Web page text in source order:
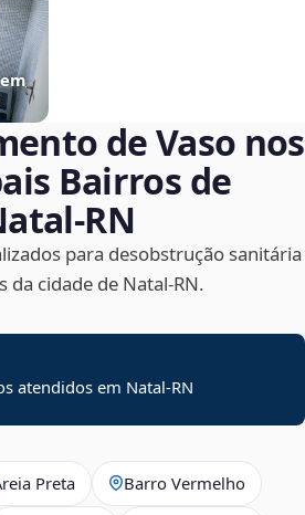
de Vaso nos
Bairros de
para desobstrução sanitária
da cidade de Natal‑RN.
atendidos em Natal-RN
Preta Barro Vermelho